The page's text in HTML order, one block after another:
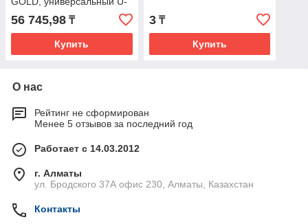
56 745,98 ₸
Купить
3₸
Купить
О нас
Рейтинг не сформирован
Менее 5 отзывов за последний год
Работает с 14.03.2012
г. Алматы
ул. Бродского 37А офис 230, Алматы, Казахстан
Контакты